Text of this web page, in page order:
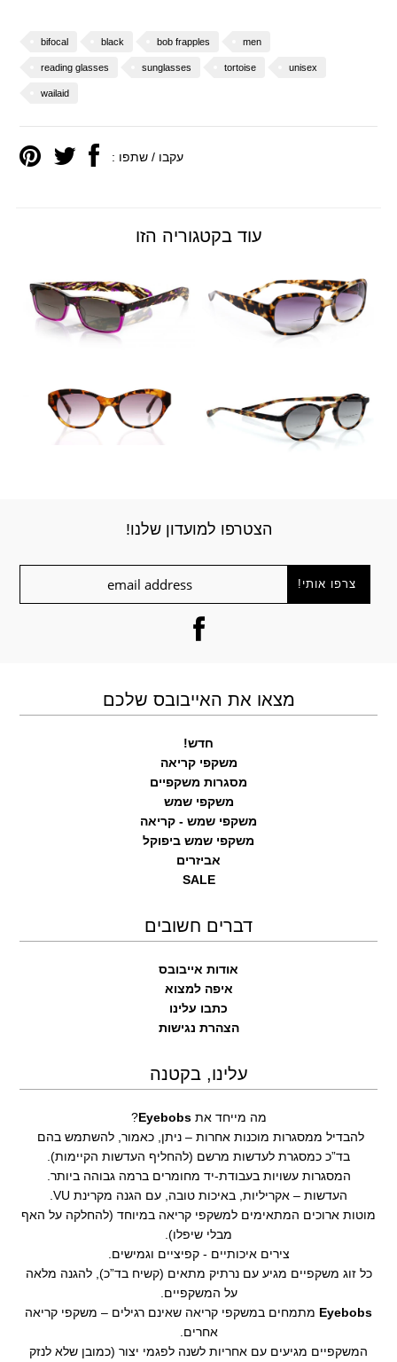
bifocal black bob frapples men
reading glasses sunglasses tortoise unisex
wailaid
עקבו / שתפו :
עוד בקטגוריה הזו
הצטרפו למועדון שלנו!
מצאו את האייבובס שלכם
חדש!
משקפי קריאה
מסגרות משקפיים
משקפי שמש
משקפי שמש - קריאה
משקפי שמש ביפוקל
אביזרים
SALE
דברים חשובים
אודות אייבובס
איפה למצוא
כתבו עלינו
הצהרת נגישות
עלינו, בקטנה
מה מייחד אתEyebobs
?
להבדיל ממסגרות מוכנות אחרות – ניתן, כאמור, להשתמש בהם
בד”כ כמסגרת לעדשות מרשם (להחליף העדשות הקיימות).
המסגרות עשויות בעבודת-יד מחומרים ברמה גבוהה ביותר.
העדשות – אקריליות, באיכות טובה, עם הגנה מקרינת VU.
מוטות ארוכים המתאימים למשקפי קריאה במיוחד (להחלקה על האף
מבלי שיפלו).
צירים איכותיים - קפיציים וגמישים.
כל זוג משקפיים מגיע עם נרתיק מתאים (קשיח בד”כ), להגנה מלאה
על המשקפיים.
Eyebobs מתמחים במשקפי קריאה שאינם רגילים – משקפי קריאה
אחרים.
המשקפיים מגיעים עם אחריות לשנה לפגמי יצור (כמובן שלא לנזק